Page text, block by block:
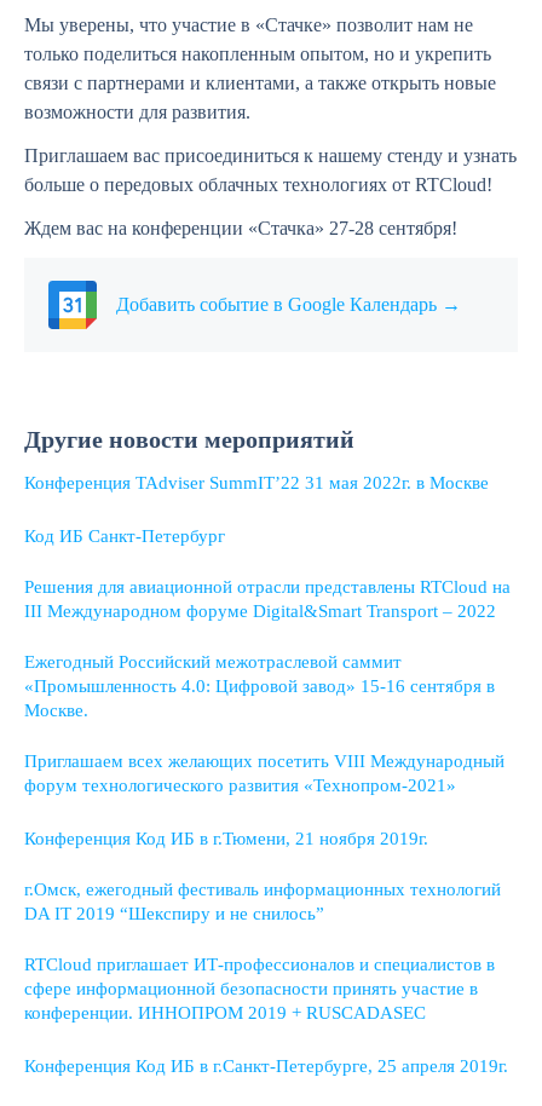
Мы уверены, что участие в «Стачке» позволит нам не
только поделиться накопленным опытом, но и укрепить
связи с партнерами и клиентами, а также открыть новые
возможности для развития.
Приглашаем вас присоединиться к нашему стенду и узнать
больше о передовых облачных технологиях от RTCloud!
Ждем вас на конференции «Стачка» 27-28 сентября!
Добавить событие в Google Календарь →
Другие новости мероприятий
Конференция TAdviser SummIT’22 31 мая 2022г. в Москве
Код ИБ Санкт-Петербург
Решения для авиационной отрасли представлены RTCloud на
III Международном форуме Digital&Smart Transport – 2022
Ежегодный Российский межотраслевой саммит
«Промышленность 4.0: Цифровой завод» 15-16 сентября в
Москве.
Приглашаем всех желающих посетить VIII Международный
форум технологического развития «Технопром-2021»
Конференция Код ИБ в г.Тюмени, 21 ноября 2019г.
г.Омск, ежегодный фестиваль информационных технологий
DA IT 2019 “Шекспиру и не снилось”
RTCloud приглашает ИТ-профессионалов и специалистов в
сфере информационной безопасности принять участие в
конференции. ИННОПРОМ 2019 + RUSCADASEC
Конференция Код ИБ в г.Санкт-Петербурге, 25 апреля 2019г.